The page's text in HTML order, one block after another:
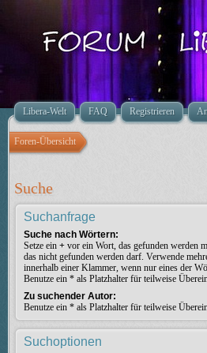
Libera-Welt FAQ Registrieren
Foren-Übersicht
Suche
Suchanfrage
Suche nach Wörtern:
Setze ein + vor ein Wort, das gefunden werden
das nicht gefunden werden darf. Verwende
innerhalb einer Klammer, wenn nur eines der
Benutze ein * als Platzhalter für teilweise
Zu suchender Autor:
Benutze ein * als Platzhalter für teilweise
Suchoptionen